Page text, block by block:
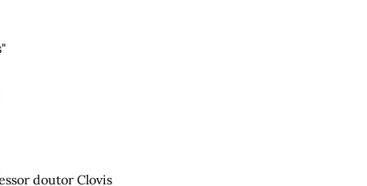
doutor Clovis